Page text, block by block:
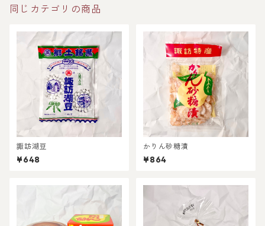
同じカテゴリの商品
諏訪湖豆
¥648
かりん砂糖漬
¥864